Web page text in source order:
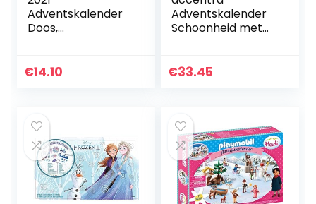
Adventskalender
Doos,
Geschenkdoos
€14.10
Adventskalender
Schoonheid met
producten –
€33.45